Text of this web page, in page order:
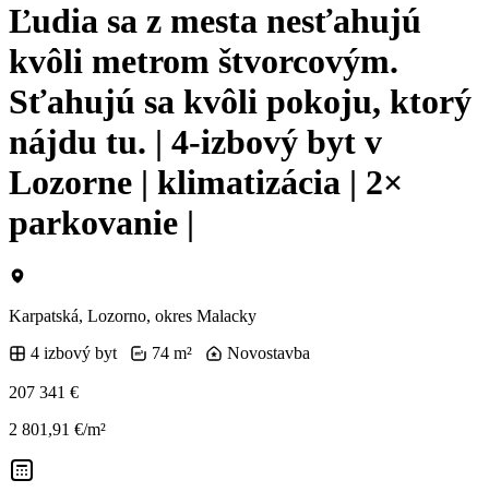
Ľudia sa z mesta nesťahujú
kvôli metrom štvorcovým.
Sťahujú sa kvôli pokoju, ktorý
nájdu tu. | 4-izbový byt v
Lozorne | klimatizácia | 2×
parkovanie |
Karpatská, Lozorno, okres Malacky
4 izbový byt
74 m² Novostavba
207 341 €
2 801,91 €/m²